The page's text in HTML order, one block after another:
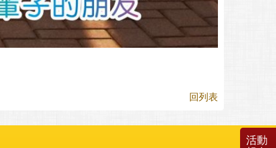
回列表
活動